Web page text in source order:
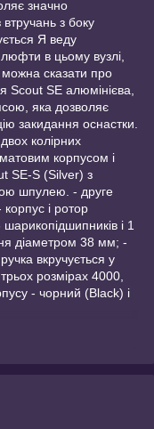
значно
з боку
Я веду
в цьому вузлі,
можна сказати про
Scout SE алюмінієва,
яка дозволяє
закидання оснастки.
колірних
корпусом і
SE-S (Silver) з
шпулею. - друге
і ротор
і 1
діаметром 38 мм; -
вкручується у
розмірах 4000,
- чорний (Black) і